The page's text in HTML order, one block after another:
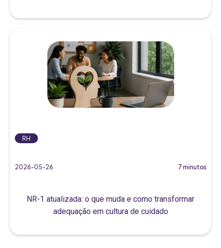
RH
2026-05-26 7 minutos
NR-1 atualizada: o que muda e como transformar
adequação em cultura de cuidado